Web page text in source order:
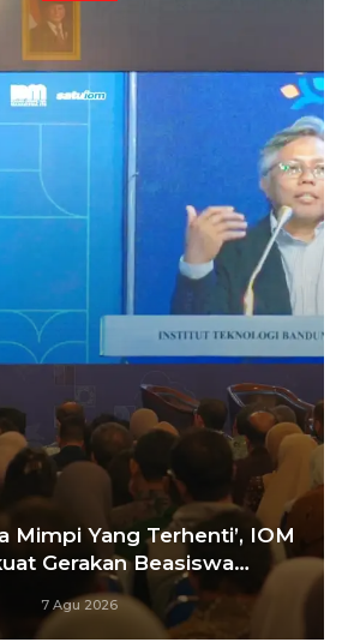
Mimpi Yang Terhenti’, IOM
Gerakan Beasiswa…
7 Agu 2026